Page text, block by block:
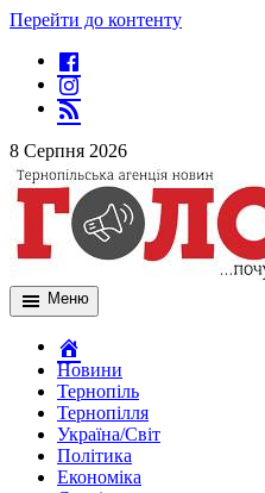
Перейти до контенту
8 Серпня 2026
Меню
Новини
Тернопіль
Тернопілля
Україна/Світ
Політика
Економіка